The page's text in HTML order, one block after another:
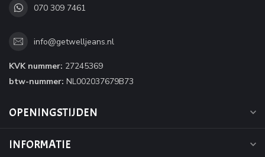
070 309 7461
info@getwelljeans.nl
KVK nummer: 27245369
btw-nummer: NL002037679B73
OPENINGSTIJDEN
INFORMATIE